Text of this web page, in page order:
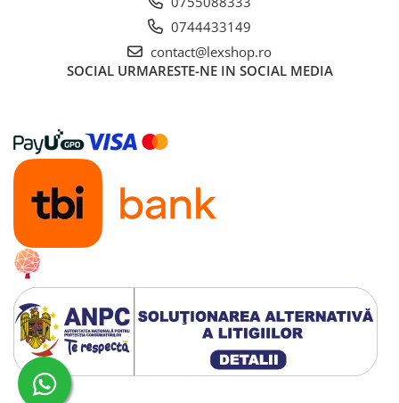
Star Wars Unlimited
Neverrift TCG
Riftbound League of Legends TCG
Hololive
Magic The Gathering TCG
One Piece Card Game
Colectii Oficiale Topps si Panini si
altele
Final Fantasy
Grand Archive TCG
Alte TCG-uri
Carti singles
0744433149
contact@lexshop.ro
SOCIAL URMARESTE-NE IN SOCIAL MEDIA